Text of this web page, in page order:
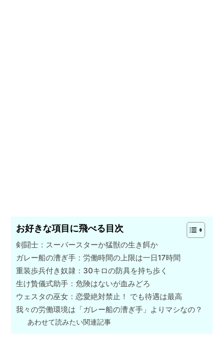
お好きな項目に飛べる目次
剣闘士：スーパースターか猛獣の生き餌か
ガレー船の漕ぎ手：労働時間の上限は一日17時間
重装歩兵付き奴隷：30キロの防具を持ち歩く
生け贄儀式助手：危険はないが血みどろ
ウェスタの巫女：恋愛絶対禁止！ でも待遇は最高
我々の労働環境は「ガレー船の漕ぎ手」よりマシなの？
あわせて読みたい関連記事